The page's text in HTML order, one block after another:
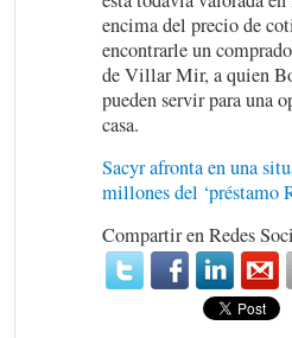
encima del precio de
encontrarle un
de Villar Mir, a quien
pueden servir para una
casa.
Sacyr afronta en una
millones del ‘préstamo
Compartir en Redes